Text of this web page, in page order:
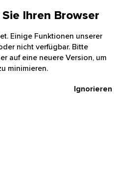
Ihren Browser
Einige Funktionen unserer
nicht verfügbar. Bitte
auf eine neuere Version, um
minimieren.
Ignorieren